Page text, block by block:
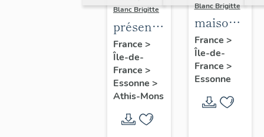
Blanc Brigitte
présentation
de la
commune
d'Athis-
Mons
France >
Île-de-
France >
Essonne >
Athis-Mons
Blanc Brigitte
maisons,
immeubles
France >
Île-de-
France >
Essonne